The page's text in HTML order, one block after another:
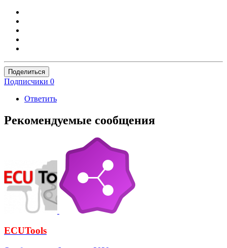
Поделиться
Подписчики 0
Ответить
Рекомендуемые сообщения
ECUTools